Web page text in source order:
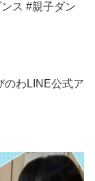
ス #親子ダン
わLINE公式ア